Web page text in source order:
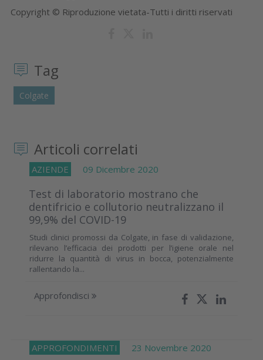
Copyright © Riproduzione vietata-Tutti i diritti riservati
Tag
Colgate
Articoli correlati
AZIENDE 09 Dicembre 2020
Test di laboratorio mostrano che
dentifricio e collutorio neutralizzano il
99,9% del COVID-19
Studi clinici promossi da Colgate, in fase di validazione,
rilevano l’efficacia dei prodotti per l’igiene orale nel
ridurre la quantità di virus in bocca, potenzialmente
rallentando la...
Approfondisci
APPROFONDIMENTI 23 Novembre 2020